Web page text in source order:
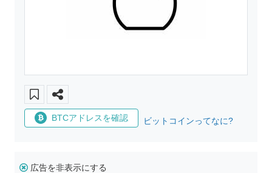
BTCアドレスを確認 ビットコインってなに?
広告を非表示にする